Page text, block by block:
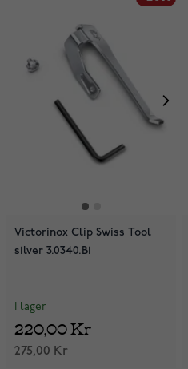
Victorinox Clip Swiss Tool
silver 3.0340.B1
I lager
275,00 Kr
220,00 Kr